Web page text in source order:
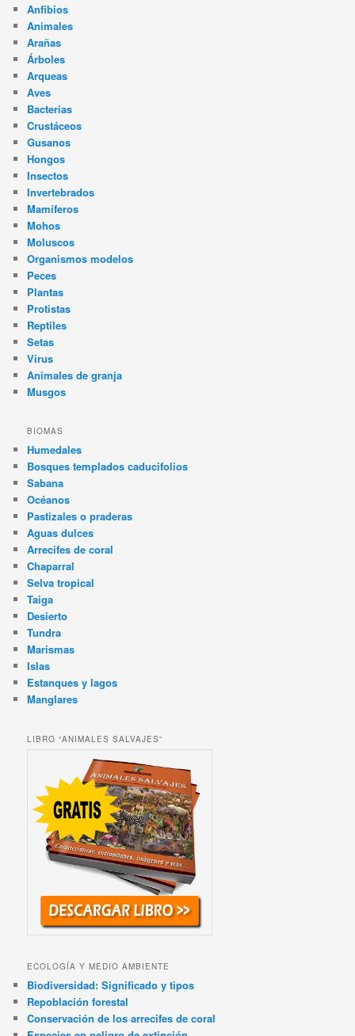
Anfibios
Animales
Arañas
Árboles
Arqueas
Aves
Bacterias
Crustáceos
Gusanos
Hongos
Insectos
Invertebrados
Mamíferos
Mohos
Moluscos
Organismos modelos
Peces
Plantas
Protistas
Reptiles
Setas
Virus
Animales de granja
Musgos
BIOMAS
Humedales
Bosques templados caducifolios
Sabana
Océanos
Pastizales o praderas
Aguas dulces
Arrecifes de coral
Chaparral
Selva tropical
Taiga
Desierto
Tundra
Marismas
Islas
Estanques y lagos
Manglares
LIBRO “ANIMALES SALVAJES”
ECOLOGÍA Y MEDIO AMBIENTE
Biodiversidad: Significado y tipos
Repoblación forestal
Conservación de los arrecifes de coral